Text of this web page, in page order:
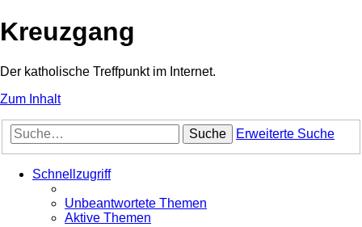
Kreuzgang
Der katholische Treffpunkt im Internet.
Zum Inhalt
Suche Erweiterte Suche
Schnellzugriff
Unbeantwortete Themen
Aktive Themen